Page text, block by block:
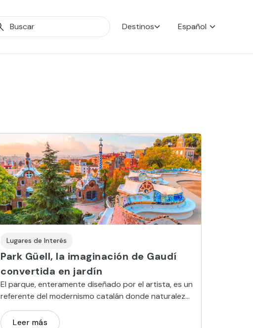
Destinos Español
Lugares de Interés
Park Güell, la imaginación de Gaudí
convertida en jardín
El parque, enteramente diseñado por el artista, es un
referente del modernismo catalán donde naturaleza
y arquitectura se funden en un universo onírico.
Leer más